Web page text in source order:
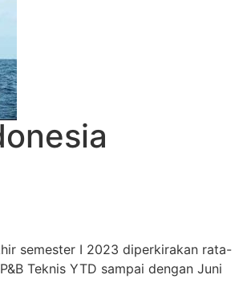
semester I 2023 diperkirakan rata-
Teknis YTD sampai dengan Juni